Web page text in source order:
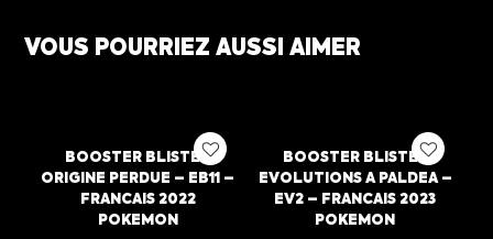
VOUS POURRIEZ AUSSI AIMER
BOOSTER BLISTER
ORIGINE PERDUE – EB11 –
FRANCAIS 2022
POKEMON
BOOSTER BLISTER
EVOLUTIONS A PALDEA –
EV2 – FRANCAIS 2023
POKEMON